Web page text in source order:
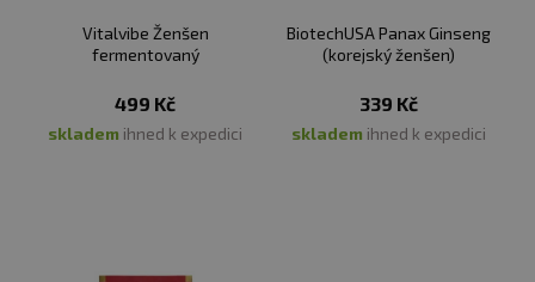
Vitalvibe Ženšen
fermentovaný
499 Kč
skladem ihned k expedici
BiotechUSA Panax Ginseng
(korejský ženšen)
339 Kč
skladem ihned k expedici